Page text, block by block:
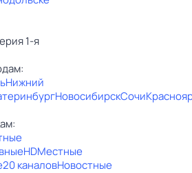
1-я
Нижний
НовосибирскСочи
HDМестные
20 каналовНовостные